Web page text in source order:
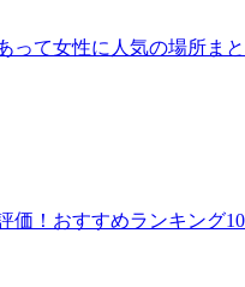
って女性に人気の場所まと
価！おすすめランキング10